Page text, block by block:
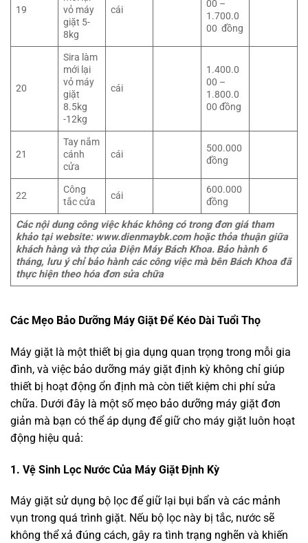
19
vỏ máy
giặt 5-
8kg
cái
00 –
1.700.0
00 đồng
20
Sira làm
mới lại
vỏ máy
giặt
8.5kg
-12kg
cái
1.400.0
00 –
1.800.0
00 đồng
21
Tay nắm
cánh
cửa
cái
500.000
đồng
22
Công
tắc cửa
cái
600.000
đồng
Các nội dung công việc khác không có trong đơn giá tham
khảo tại website: www.dienmaybk.com hoặc thỏa thuận giữa
khách hàng và thợ của Điện Máy Bách Khoa. Bảo hành 6
tháng, lưu ý chỉ bảo hành các công việc mà bên Bách Khoa đã
thực hiện theo hóa đơn sửa chữa
Các Mẹo Bảo Dưỡng Máy Giặt Để Kéo Dài Tuổi Thọ
Máy giặt là một thiết bị gia dụng quan trọng trong mỗi gia
đình, và việc bảo dưỡng máy giặt định kỳ không chỉ giúp
thiết bị hoạt động ổn định mà còn tiết kiệm chi phí sửa
chữa. Dưới đây là một số mẹo bảo dưỡng máy giặt đơn
giản mà bạn có thể áp dụng để giữ cho máy giặt luôn hoạt
động hiệu quả:
1. Vệ Sinh Lọc Nước Của Máy Giặt Định Kỳ
Máy giặt sử dụng bộ lọc để giữ lại bụi bẩn và các mảnh
vụn trong quá trình giặt. Nếu bộ lọc này bị tắc, nước sẽ
không thể xả đúng cách, gây ra tình trạng nghẽn và khiến